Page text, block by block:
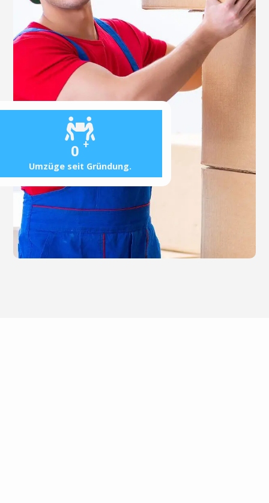
0 +
Umzüge seit Gründung.